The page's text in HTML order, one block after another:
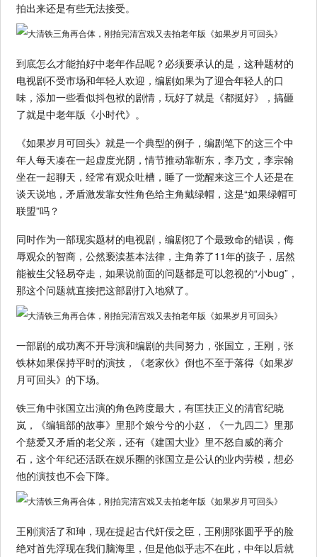
拍出来还是有些无法接受。
到底怎么才能拍好中老年作品呢？必须要承认的是，这种题材的
电视剧不受市场和年轻人欢迎，编剧如果为了迎合年轻人的口
味，添加一些看似抖包袱的剧情，玩好了就是《都挺好》，搞砸
了就是中老年版《小时代》。
《如果岁月可回头》就是一个典型的例子，编剧笔下的这三个中
年人每天凑在一起虚度光阴，情节推动靠靳东，李乃文，李宗翰
坐在一起聊天，经常有观众吐槽，睡了一觉醒来这三个人还是在
谈天说地，矛盾激发靠女性角色给主角戴绿帽，这是“如果绿帽可
联盟”吗？
同时作为一部现实题材的电视剧，编剧犯了个最致命的错误，侮
辱观众的智商，公然亵渎基本法律，主角养了11年的孩子，居然
能被生父轻易夺走，如果说前面的问题都是可以忽视的“小bug”，
那这个问题就直接把这部剧打入地狱了。
一部剧的成功离不开导演和编剧的共同努力，张国立，王刚，张
铁林如果保持平时的演技，《老家伙》倒也不至于落得《如果岁
月可回头》的下场。
铁三角中张国立出演的角色跨度最大，有匡扶正义的清官纪晓
岚，《编辑部的故事》里那个娘兮兮的小赵，《一九四二》里那
个慈爱又矛盾的老父亲，还有《建国大业》里不怒自威的蒋介
石，这个年纪还活跃在娱乐圈的张国立是公认的业内劳模，想必
他的演技也不会下降。
王刚演活了和珅，现在提起古代奸佞之臣，王刚那张圆乎乎的脸
绝对首先浮现在我们脑海里，但是他似乎志不在此，中年以后就